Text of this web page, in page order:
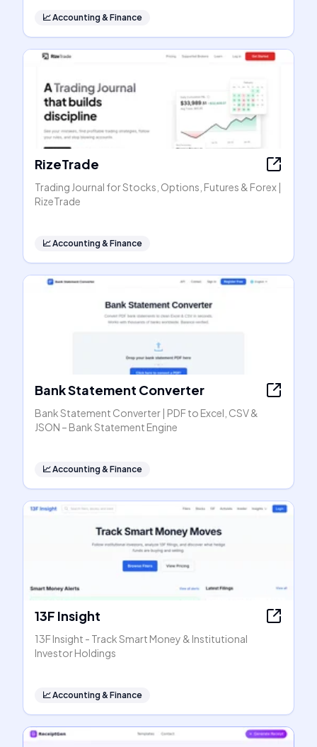
📈Accounting & Finance
RizeTrade
Trading Journal for Stocks, Options, Futures & Forex |
RizeTrade
📈Accounting & Finance
Bank Statement Converter
Bank Statement Converter | PDF to Excel, CSV &
JSON – Bank Statement Engine
📈Accounting & Finance
13F Insight
13F Insight - Track Smart Money & Institutional
Investor Holdings
📈Accounting & Finance